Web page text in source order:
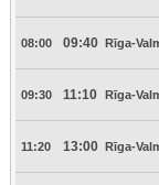
08:00 09:40 Rīga-
09:30 11:10 Rīga-
11:20 13:00 Rīga-